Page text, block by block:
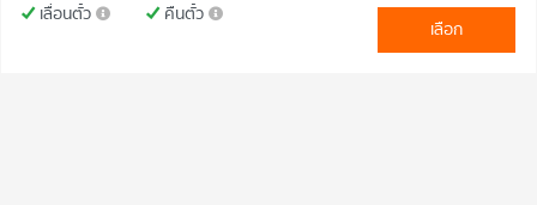
เลื่อนตั๋ว
คืนตั๋ว
เลือก